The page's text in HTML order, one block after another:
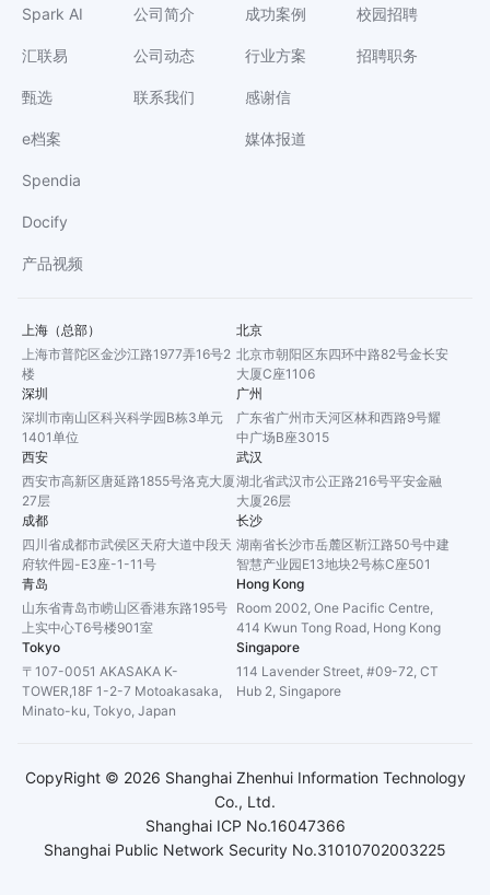
Spark AI
汇联易
甄选
e档案
Spendia
Docify
产品视频
公司简介
公司动态
联系我们
成功案例
行业方案
感谢信
媒体报道
校园招聘
招聘职务
上海（总部）
上海市普陀区金沙江路1977弄16号2
楼
北京
北京市朝阳区东四环中路82号金长安
大厦C座1106
深圳
深圳市南山区科兴科学园B栋3单元
1401单位
广州
广东省广州市天河区林和西路9号耀
中广场B座3015
西安
西安市高新区唐延路1855号洛克大厦
27层
武汉
湖北省武汉市公正路216号平安金融
大厦26层
成都
四川省成都市武侯区天府大道中段天
府软件园-E3座-1-11号
长沙
湖南省长沙市岳麓区靳江路50号中建
智慧产业园E13地块2号栋C座501
青岛
山东省青岛市崂山区香港东路195号
上实中心T6号楼901室
Hong Kong
Room 2002, One Pacific Centre,
414 Kwun Tong Road, Hong Kong
Tokyo
〒107-0051 AKASAKA K-
TOWER,18F 1-2-7 Motoakasaka,
Minato-ku, Tokyo, Japan
Singapore
114 Lavender Street, #09-72, CT
Hub 2, Singapore
Shanghai ICP No.16047366
Shanghai Public Network Security No.31010702003225
CopyRight © 2026 Shanghai Zhenhui Information Technology
Co., Ltd.